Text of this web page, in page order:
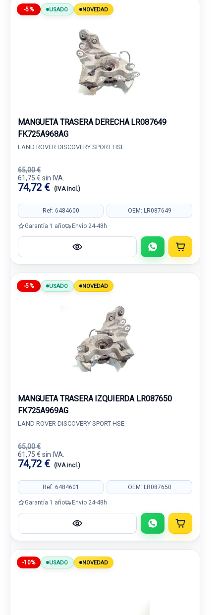
-5% USADO NOVEDAD
MANGUETA TRASERA DERECHA LR087649
FK725A968AG
LAND ROVER DISCOVERY SPORT HSE
65,00 €
61,75 € sin IVA.
74,72 € (IVA incl.)
Ref: 6484600 OEM: LR087649
Garantía 1 año Envío 24-48h
-5% USADO NOVEDAD
MANGUETA TRASERA IZQUIERDA LR087650
FK725A969AG
LAND ROVER DISCOVERY SPORT HSE
65,00 €
61,75 € sin IVA.
74,72 € (IVA incl.)
Ref: 6484601 OEM: LR087650
Garantía 1 año Envío 24-48h
-10% USADO NOVEDAD